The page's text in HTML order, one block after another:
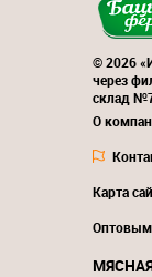
© 2026
через
склад
О
Карта
Оптовым